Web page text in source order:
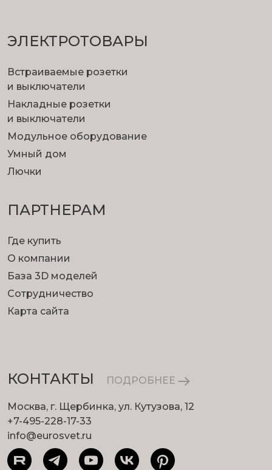
ЭЛЕКТРОТОВАРЫ
Встраиваемые розетки
и выключатели
Накладные розетки
и выключатели
Модульное оборудование
Умный дом
Лючки
ПАРТНЕРАМ
Где купить
О компании
База 3D моделей
Сотрудничество
Карта сайта
КОНТАКТЫ ПОДРОБНЕЕ
Москва, г. Щербинка, ул. Кутузова, 12
+7-495-228-17-33
info@eurosvet.ru